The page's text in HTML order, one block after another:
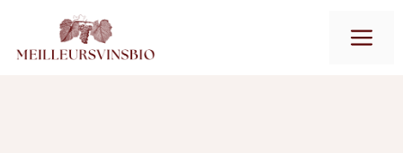
contenu